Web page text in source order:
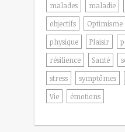
malades
maladie
objectifs
Optimisme
physique
Plaisir
résilience
Santé
stress
symptômes
Vie
émotions